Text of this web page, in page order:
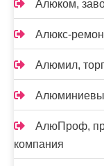
Алюком,
Алюкс-
Алюмил,
АлюПроф,
компания